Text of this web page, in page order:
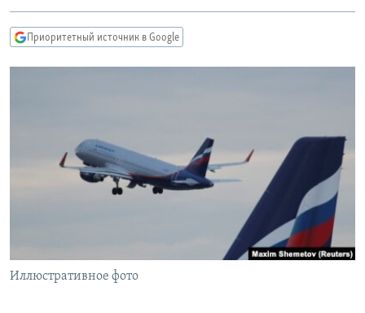
главной
навигации
Вернутся
IDEL.РЕАЛИИ
СИБИРЬ.РЕАЛИИ
РАСПИСАНИЕ ВЕЩАНИЯ
ПОДПИШИТЕСЬ НА РАССЫЛКУ
Приоритетный источник в Google
Иллюстративное фото